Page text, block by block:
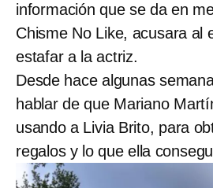
información que se da en
Chisme No Like, acusara al
estafar a la actriz.
Desde hace algunas
hablar de que Mariano
usando a Livia Brito, para
regalos y lo que ella